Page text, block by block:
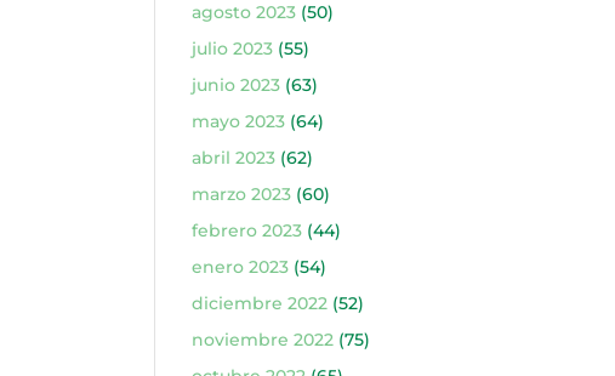
agosto 2023(50)
julio 2023(55)
junio 2023(63)
mayo 2023(64)
abril 2023(62)
marzo 2023(60)
febrero 2023(44)
enero 2023(54)
diciembre 2022(52)
noviembre 2022(75)